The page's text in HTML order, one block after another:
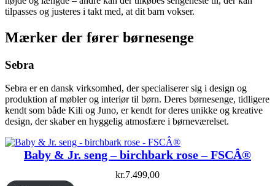
tilpasses og justeres i takt med, at dit barn vokser.
Mærker der fører børnesenge
Sebra
Sebra er en dansk virksomhed, der specialiserer sig i design og
produktion af møbler og interiør til børn. Deres børnesenge, tidligere
kendt som både Kili og Juno, er kendt for deres unikke og kreative
design, der skaber en hyggelig atmosfære i børneværelset.
Baby & Jr. seng – birchbark rose – FSCÂ®
kr.7.499,00